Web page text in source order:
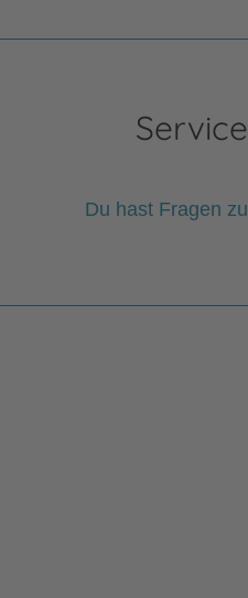
Du hast Fragen